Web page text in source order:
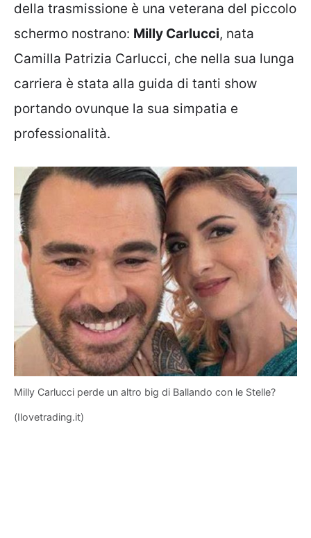
della trasmissione è una veterana del piccolo
schermo nostrano: Milly Carlucci, nata
Camilla Patrizia Carlucci, che nella sua lunga
carriera è stata alla guida di tanti show
portando ovunque la sua simpatia e
professionalità.
Milly Carlucci perde un altro big di Ballando con le Stelle?
(Ilovetrading.it)